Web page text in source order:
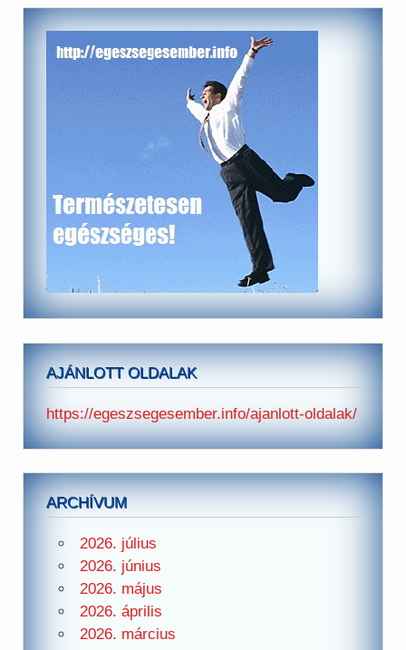
AJÁNLOTT OLDALAK
https://egeszsegesember.info/ajanlott-oldalak/
ARCHÍVUM
2026. július
2026. június
2026. május
2026. április
2026. március